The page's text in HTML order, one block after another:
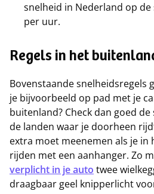
snelheid in Nederland op
per uur.
Regels in het
Bovenstaande snelheidsregels
je bijvoorbeeld op pad met je
buitenland? Check dan goed
de landen waar je doorheen
extra moet meenemen als je in
rijden met een aanhanger. Zo
verplicht in je auto twee
draagbaar geel knipperlicht